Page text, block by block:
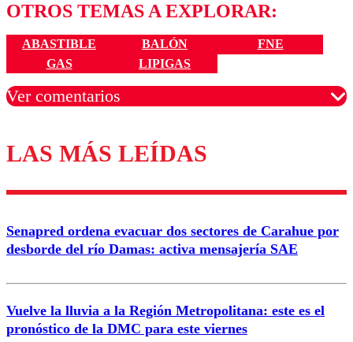
OTROS TEMAS A EXPLORAR:
ABASTIBLE BALÓN
FNE
GAS
LIPIGAS
Ver comentarios
Los comentarios son moderados para garantizar un
diálogo respetuoso.
Correo
Enviar comentario
LAS MÁS LEÍDAS
Senapred ordena evacuar dos sectores de Carahue por
desborde del río Damas: activa mensajería SAE
Vuelve la lluvia a la Región Metropolitana: este es el
pronóstico de la DMC para este viernes